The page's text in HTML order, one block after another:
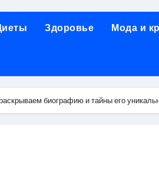
полное руководство 2026
гипноз, вшивание,
наркозависимости с
характеристики и критерии
Здоровье Мода и
биографию и тайны его